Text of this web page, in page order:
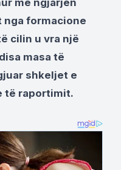
me ngjarjen
formacione
cilin u vra një
masa të
shkeljet e
të raportimit.